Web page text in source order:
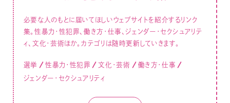
必要な人のもとに届いてほしいウェブサイトを紹介するリンク
集。性暴力・性犯罪、働き方・仕事、ジェンダー・セクシュアリテ
ィ、文化・芸術ほか。カテゴリは随時更新していきます。
選挙 性暴力・性犯罪 文化・芸術
働き方・仕事
ジェンダー・セクシュアリティ